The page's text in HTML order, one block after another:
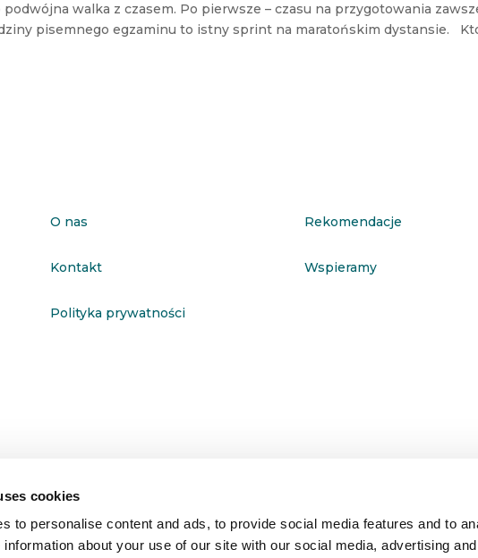
cookies
to personalise content and ads, to provide social media features and to
information about your use of our site with our social media, advertising
walka z czasem. Po pierwsze – czasu na przygotowania
pisemnego egzaminu to istny sprint na maratońskim dystansie.
O nas
Kontakt
Polityka prywatności
Rekomendacje
Wspieramy